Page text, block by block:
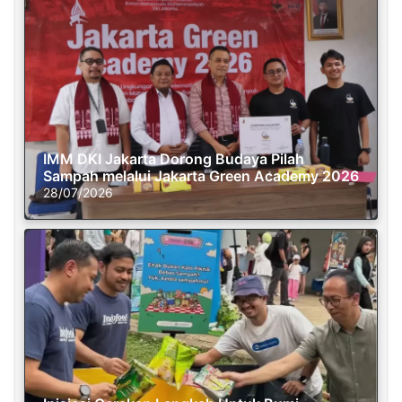
IMM DKI Jakarta Dorong Budaya Pilah
Sampah melalui Jakarta Green Academy 2026
28/07/2026